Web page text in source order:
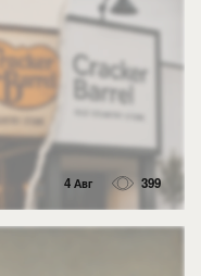
4 Авг 399